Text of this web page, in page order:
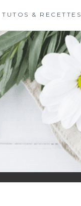
TUTOS & RECETTES